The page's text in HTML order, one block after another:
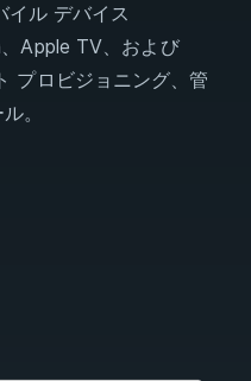
イル デバイス
Apple TV、および
プロビジョニング、管
。